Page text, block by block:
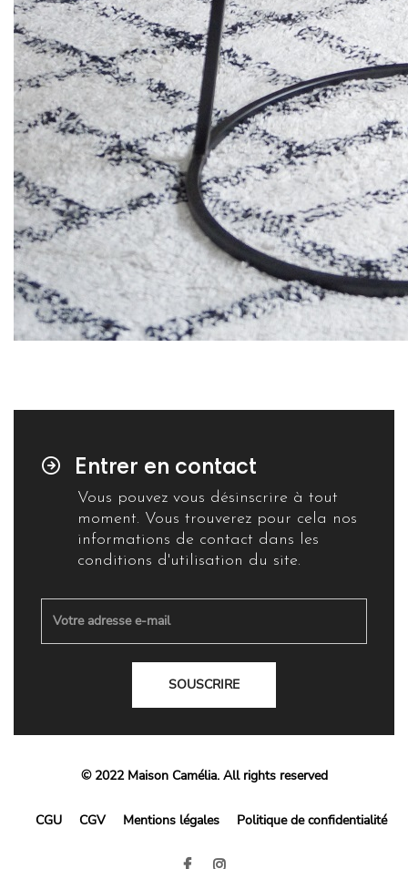
Entrer en contact
Vous pouvez vous désinscrire à tout
moment. Vous trouverez pour cela nos
informations de contact dans les
conditions d'utilisation du site.
SOUSCRIRE
© 2022 Maison Camélia. All rights reserved
CGU CGV Mentions légales Politique de confidentialité